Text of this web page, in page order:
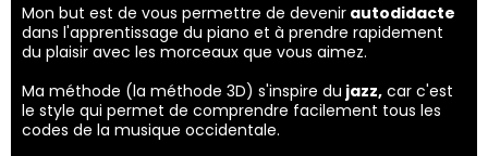
Mon but est de vous permettre de devenir autodidacte
dans l'apprentissage du piano et à prendre rapidement
du plaisir avec les morceaux que vous aimez.
Ma méthode (la méthode 3D) s'inspire du jazz, car c'est
le style qui permet de comprendre facilement tous les
codes de la musique occidentale.